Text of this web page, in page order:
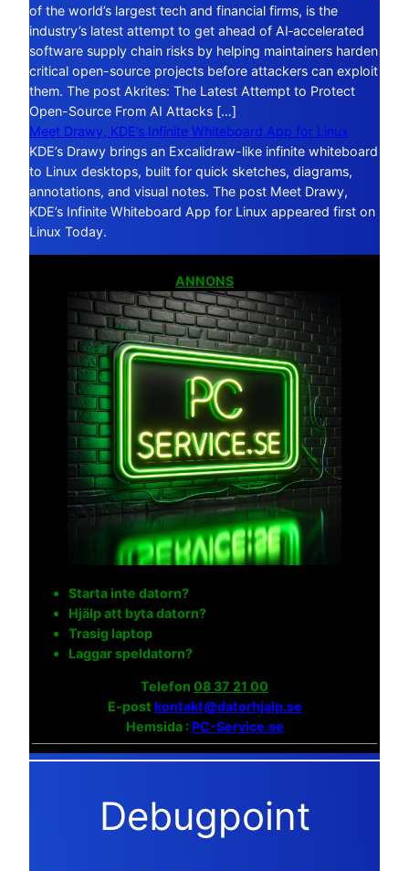
of the world’s largest tech and financial firms, is the
industry’s latest attempt to get ahead of AI‑accelerated
software supply chain risks by helping maintainers harden
critical open-source projects before attackers can exploit
them. The post Akrites: The Latest Attempt to Protect
Open-Source From AI Attacks […]
Meet Drawy, KDE’s Infinite Whiteboard App for Linux
KDE’s Drawy brings an Excalidraw-like infinite whiteboard
to Linux desktops, built for quick sketches, diagrams,
annotations, and visual notes. The post Meet Drawy,
KDE’s Infinite Whiteboard App for Linux appeared first on
Linux Today.
ANNONS
Starta inte datorn?
Hjälp att byta datorn?
Trasig laptop
Laggar speldatorn?
Telefon 08 37 21 00
E-post kontakt@datorhjalp.se
Hemsida :PC-Service.se
Debugpoint